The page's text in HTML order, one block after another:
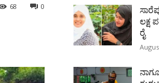
0
68
ಲಕ್ಷ
ರೈ